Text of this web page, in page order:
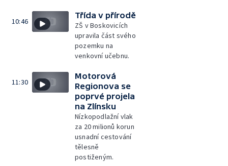
10:46
Třída v přírodě
ZŠ v Boskovicích
upravila část svého
pozemku na
venkovní učebnu.
11:30
Motorová
Regionova se
poprvé projela
na Zlínsku
Nízkopodlažní vlak
za 20 milionů korun
usnadní cestování
tělesně
postiženým.